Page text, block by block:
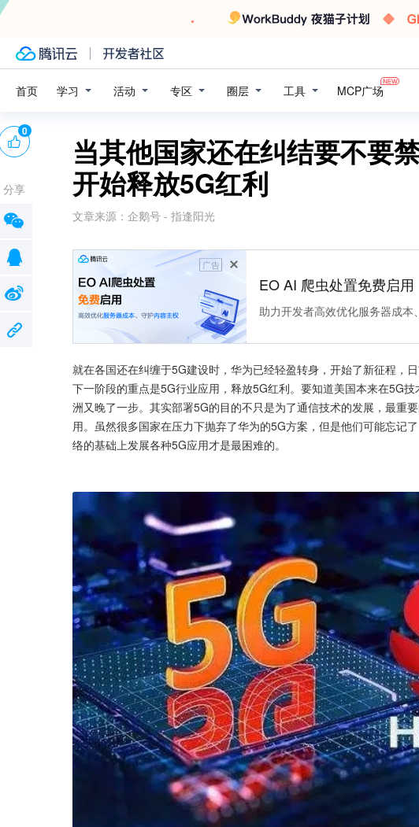
首页 学习 活动 专区 圈层 工具 MCP广场
当其他国家还在纠结要不要
开始释放5G红利
文章来源： 企鹅号 - 指逢阳光
广告
EO AI 爬虫处置免费启用
助力开发者高效优化服务器成本
就在各国还在纠缠于5G建设时，华为已经轻盈转身，开始了新征程，
下一阶段的重点是5G行业应用，释放5G红利。要知道美国本来在5G
洲又晚了一步。其实部署5G的目的不只是为了通信技术的发展，最重
用。虽然很多国家在压力下抛弃了华为的5G方案，但是他们可能忘记
络的基础上发展各种5G应用才是最困难的。
0
分享